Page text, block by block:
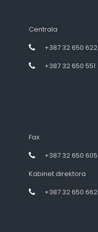
Centrala
+387 32 650 622
+387 32 650 551
Fax
+387 32 650 605
Kabinet direktora
+387 32 650 662